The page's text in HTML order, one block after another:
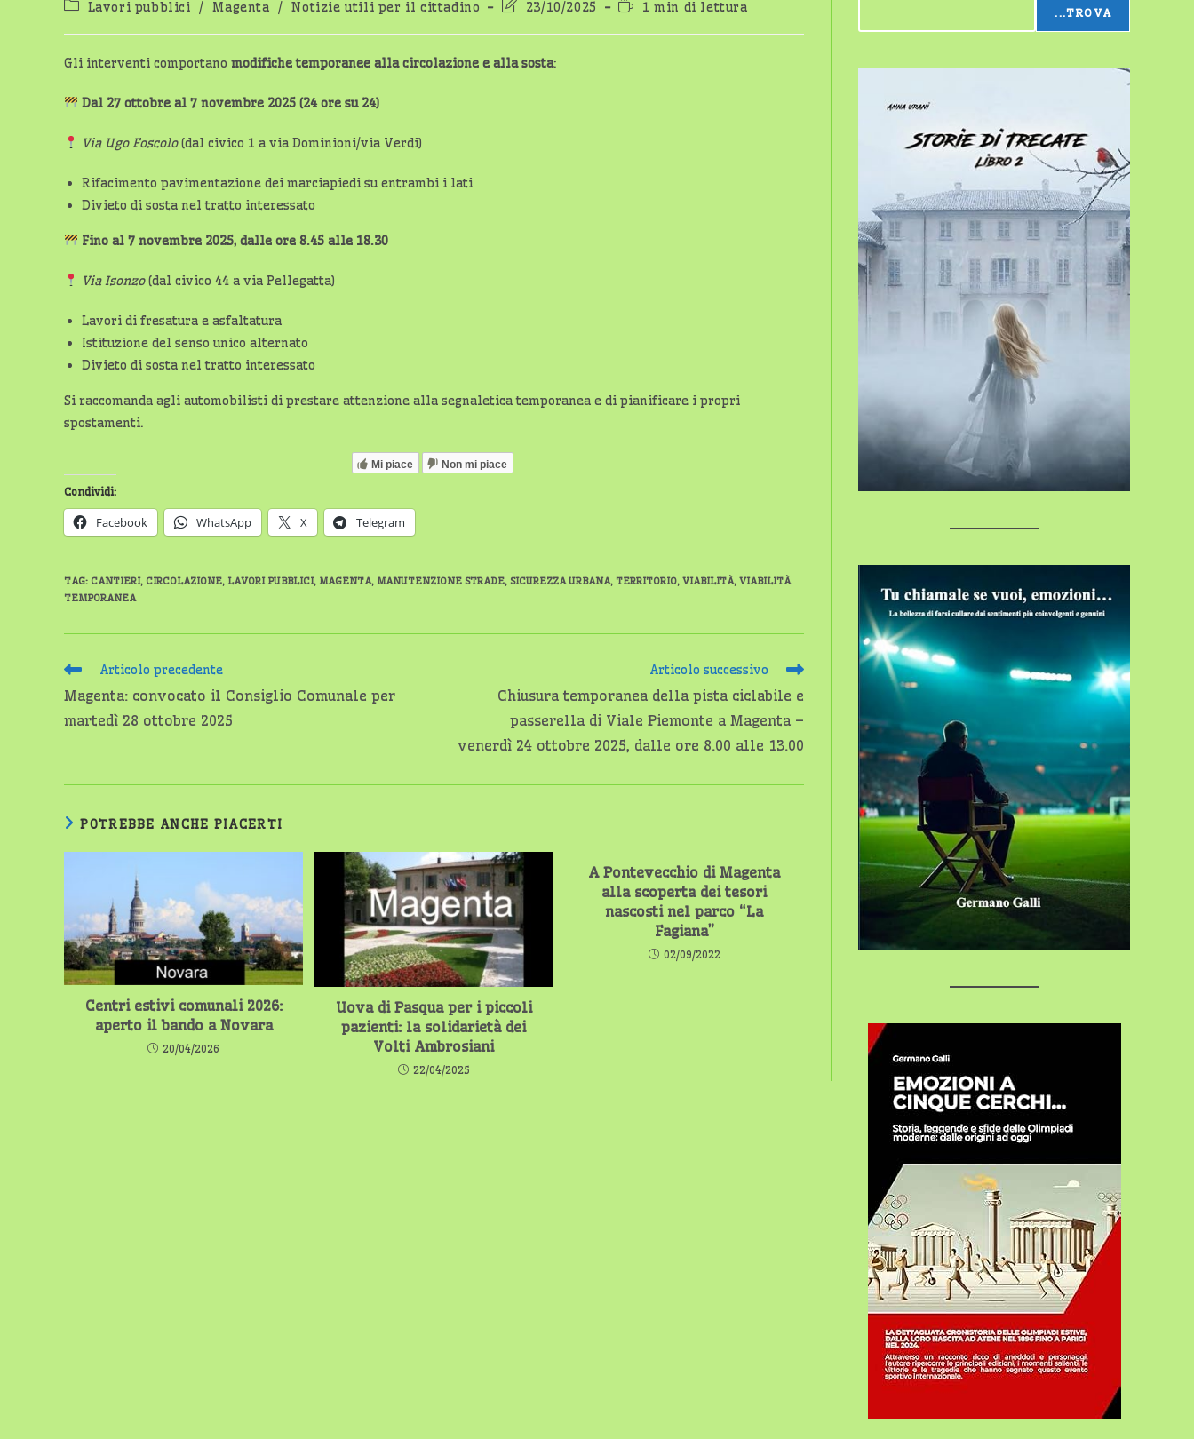
sito
web
Categoria
Lavori pubblici / Magenta / Notizie utili per il cittadino
Ultima
dell'articolo:
23/10/2025
Tempo
lettura:
1 min di lettura
Gli interventi comportano modifiche temporanee alla circolazione e alla sosta:
Dal 27 ottobre al 7 novembre 2025 (24 ore su 24)
Via Ugo Foscolo(dal civico 1 a via Dominioni/via Verdi)
Rifacimento pavimentazione dei marciapiedi su entrambi i lati
Divieto di sosta nel tratto interessato
Fino al 7 novembre 2025, dalle ore 8.45 alle 18.30
Via Isonzo(dal civico 44 a via Pellegatta)
Lavori di fresatura e asfaltatura
Istituzione del senso unico alternato
Divieto di sosta nel tratto interessato
Si raccomanda agli automobilisti di prestare attenzione alla segnaletica temporanea e di pianificare i propri
spostamenti.
Mi piace Non mi piace
Condividi:
Facebook WhatsApp X Telegram
TAG: CANTIERI, CIRCOLAZIONE, LAVORI PUBBLICI, MAGENTA, MANUTENZIONE STRADE, SICUREZZA URBANA, TERRITORIO, VIABILITÀ, VIABILITÀ
TEMPORANEA
Leggi
articoli
Articolo precedente
Magenta: convocato il Consiglio Comunale per
martedì 28 ottobre 2025
Articolo successivo
Chiusura temporanea della pista ciclabile e
passerella di Viale Piemonte a Magenta –
venerdì 24 ottobre 2025, dalle ore 8.00 alle 13.00
POTREBBE ANCHE PIACERTI
Centri estivi comunali 2026:
aperto il bando a Novara
20/04/2026
Uova di Pasqua per i piccoli
pazienti: la solidarietà dei
Volti Ambrosiani
22/04/2025
A Pontevecchio di Magenta
alla scoperta dei tesori
nascosti nel parco “La
Fagiana”
02/09/2022
...TROVA